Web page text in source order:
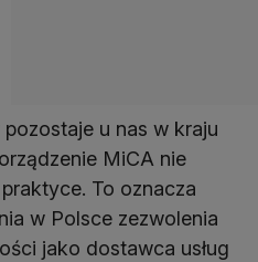
u nas w kraju
MiCA nie
To oznacza
w Polsce zezwolenia
jako dostawca usług